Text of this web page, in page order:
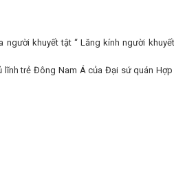
người khuyết tật “ Lăng kính người
lĩnh trẻ Đông Nam Á của Đại sứ quán